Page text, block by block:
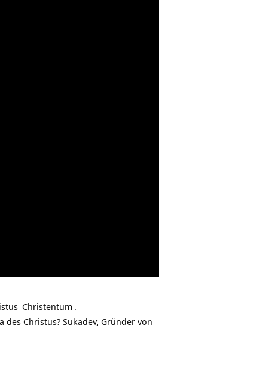
Christentum .
Christus? Sukadev, Gründer von